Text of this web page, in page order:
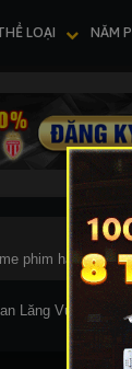
LOẠI NĂM
phim hay, phim
Lăng Vương